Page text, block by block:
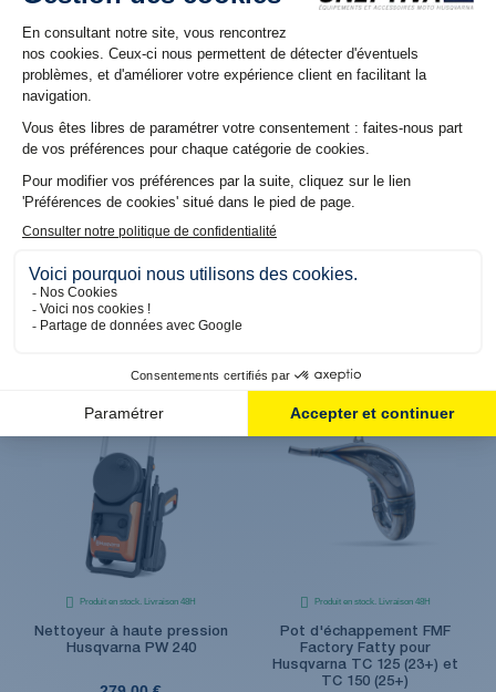
19,90 €
Offroad" Motos Tout-
Produit en stock. Livraison 48H
Nettoyeur à haute pression
Husqvarna PW 240
Produit en stock. Livraison 48H
Pot d'échappement FMF
Factory Fatty pour
Husqvarna TC 125 (23+) et
TC 150 (25+)